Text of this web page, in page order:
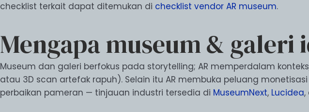
checklist terkait dapat ditemukan di checklist vendor AR museum.
Mengapa museum & galeri
Museum dan galeri berfokus pada storytelling; AR memperdalam
atau 3D scan artefak rapuh). Selain itu AR membuka peluang
perbaikan pameran — tinjauan industri tersedia di MuseumNext, Lucidea,